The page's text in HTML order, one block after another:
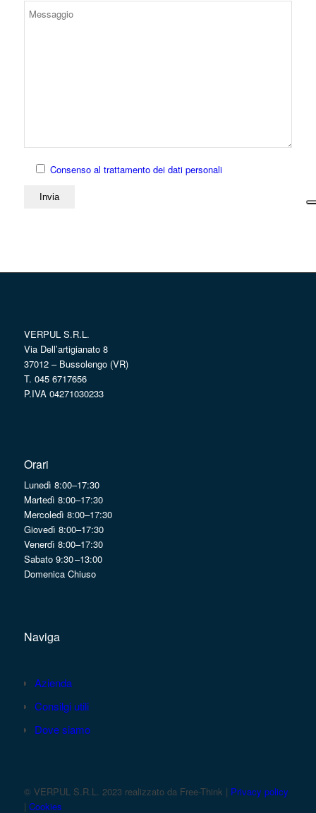
Consenso al trattamento dei dati personali
VERPUL S.R.L.
Via Dell’artigianato 8
37012 – Bussolengo (VR)
T. 045 6717656
P.IVA 04271030233
Orari
Lunedì 8:00–17:30
Martedì 8:00–17:30
Mercoledì 8:00–17:30
Giovedì 8:00–17:30
Venerdì 8:00–17:30
Sabato 9:30 –13:00
Domenica Chiuso
Naviga
Azienda
Consilgi utili
Dove siamo
© VERPUL S.R.L. 2023 realizzato da Free-Think | Privacy policy
| Cookies